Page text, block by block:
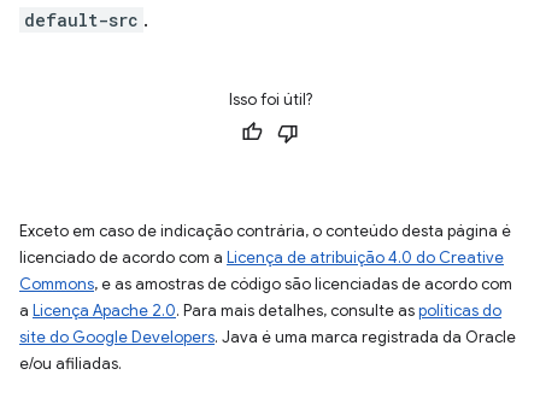
default-src .
Isso foi útil?
Exceto em caso de indicação contrária, o conteúdo desta página é
licenciado de acordo com a Licença de atribuição 4.0 do Creative
Commons, e as amostras de código são licenciadas de acordo com
a Licença Apache 2.0. Para mais detalhes, consulte aspolíticas do
site do Google Developers. Java é uma marca registrada da Oracle
e/ou afiliadas.